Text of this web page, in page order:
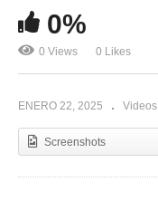
0%
0 Views 0 Likes
ENERO 22, 2025 Videos
Screenshots